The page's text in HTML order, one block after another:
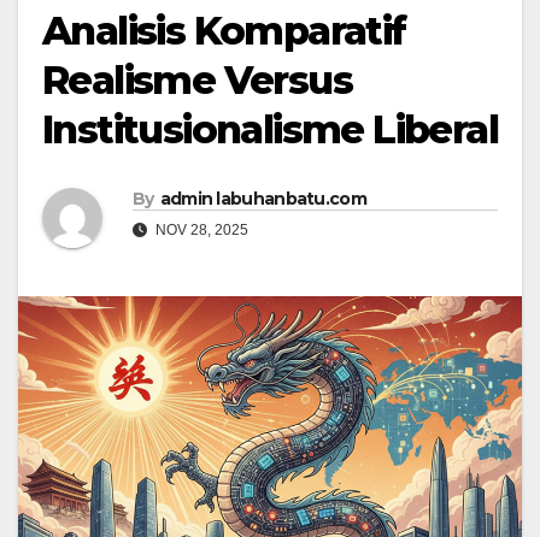
Analisis Komparatif
Realisme Versus
Institusionalisme Liberal
By admin labuhanbatu.com
NOV 28, 2025